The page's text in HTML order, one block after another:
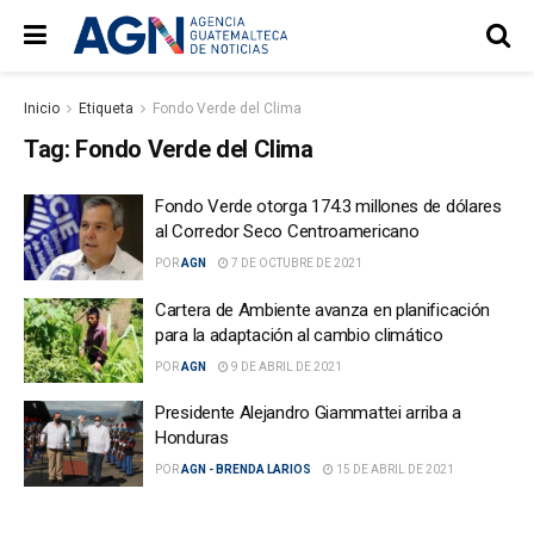
Inicio Etiqueta Fondo Verde del Clima
Tag: Fondo Verde del Clima
Fondo Verde otorga 174.3 millones de dólares
al Corredor Seco Centroamericano
PORAGN 7 DE OCTUBRE DE 2021
Cartera de Ambiente avanza en planificación
para la adaptación al cambio climático
PORAGN 9 DE ABRIL DE 2021
Presidente Alejandro Giammattei arriba a
Honduras
PORAGN - BRENDA LARIOS 15 DE ABRIL DE 2021